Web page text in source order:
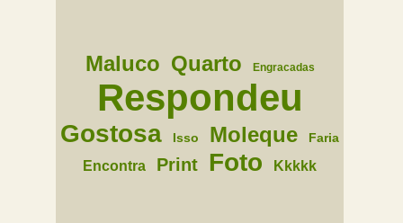
Maluco Quarto Engracadas
Respondeu
Gostosa Isso Moleque Faria
Encontra Print Foto Kkkkk